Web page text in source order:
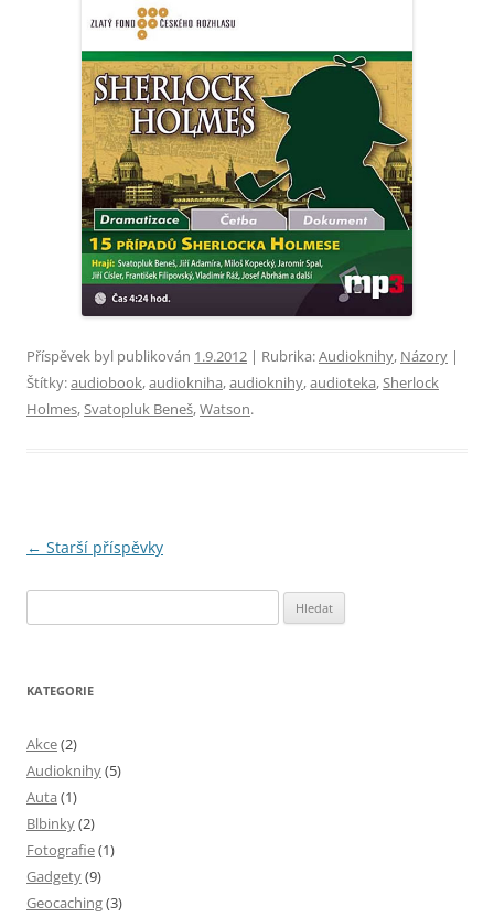
Příspěvek byl publikován 1.9.2012 | Rubrika:Audioknihy, Názory |
Štítky:audiobook,audiokniha,audioknihy,audioteka,Sherlock
Holmes,Svatopluk Beneš,Watson.
Navigace
← Starší příspěvky
KATEGORIE
Akce(2)
Audioknihy(5)
Auta (1)
Blbinky(2)
Fotografie(1)
Gadgety(9)
Geocaching(3)